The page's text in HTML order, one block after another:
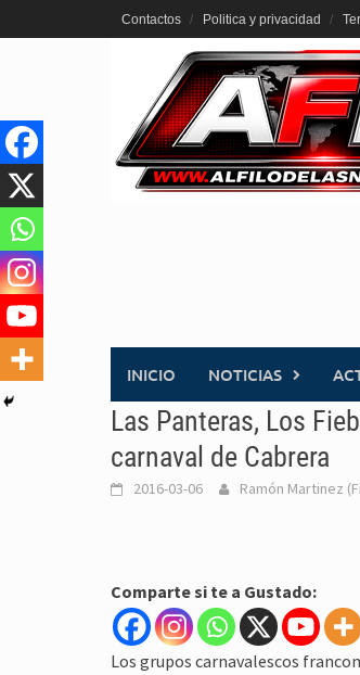
al
Contactos Politica y privacidad
INICIO NOTICIAS
Las Panteras, Los
carnaval de Cabrera
2016-03-06 Ramón Martinez
Comparte si te a Gustado:
Los grupos carnavalescos